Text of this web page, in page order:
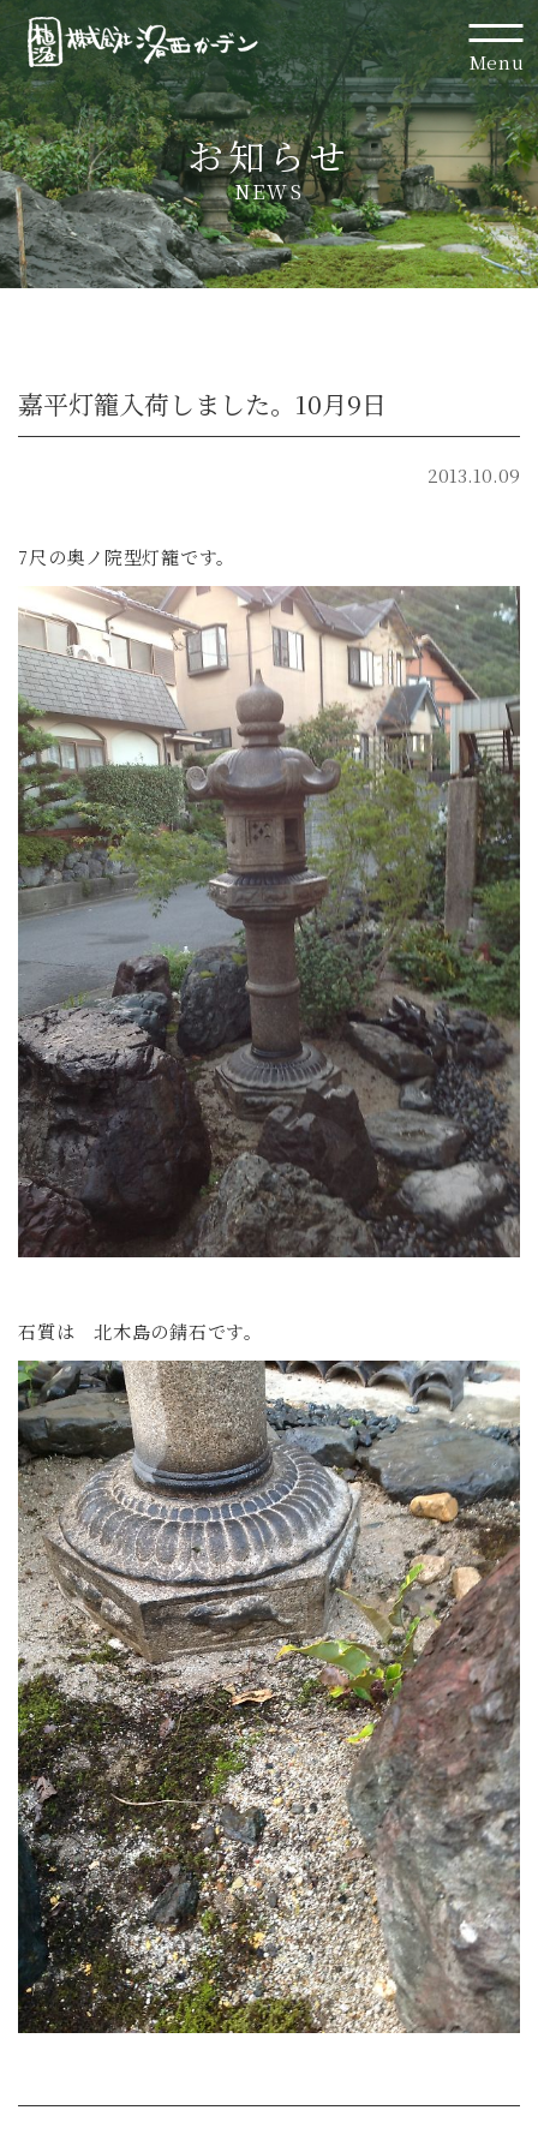
Menu
お知らせ
NEWS
嘉平灯籠入荷しました。10月9日
2013.10.09
7尺の奥ノ院型灯籠です。
石質は 北木島の錆石です。